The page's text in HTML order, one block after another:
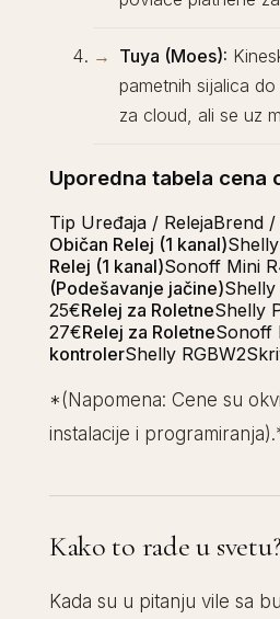
Tuya (Moes):
pametnih sijalica
za cloud, ali se uz
Uporedna tabela cena
Tip Uređaja / RelejaBrend
Običan Relej (1 kanal)
Relej (1 kanal)Sonoff Mini
(Podešavanje jačine)
25€Relej za RoletneShelly
27€Relej za RoletneSonoff
kontrolerShelly
*(Napomena: Cene su
instalacije i
Kako to rade u
Kada su u pitanju vile sa